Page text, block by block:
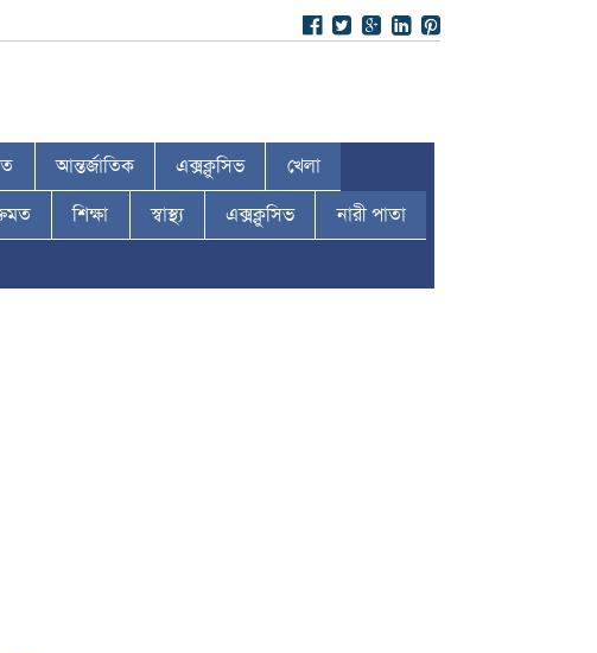
আন্তর্জাতিক এক্সক্লুসিভ খেলা
শিক্ষা স্বাস্থ্য এক্সক্লুসিভ নারী পাতা